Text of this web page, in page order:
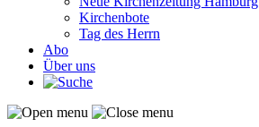
Kirchenbote
Tag des Herrn
Abo
Über uns